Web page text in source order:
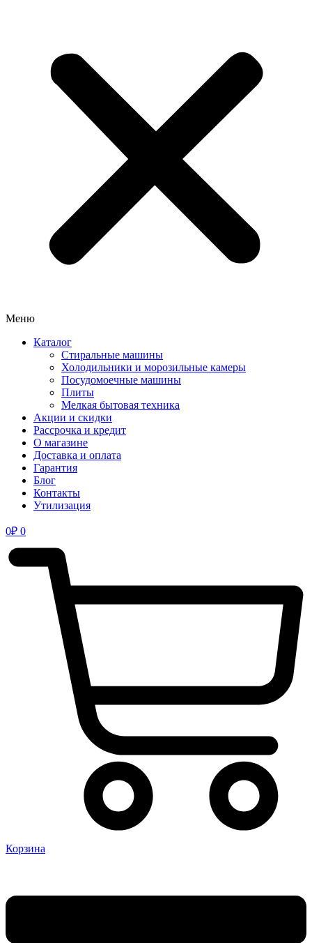
Меню
Каталог
Стиральные машины
Холодильники и морозильные камеры
Посудомоечные машины
Плиты
Мелкая бытовая техника
Акции и скидки
Рассрочка и кредит
О магазине
Доставка и оплата
Гарантия
Блог
Контакты
Утилизация
0₽ 0
Корзина